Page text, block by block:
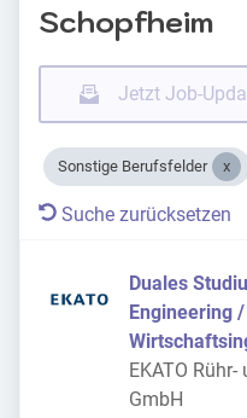
Schopfheim
Jetzt Job-
Sonstige Berufsfelder
Suche zurücksetzen
Duales
Engineering /
2026
EKATO
GmbH